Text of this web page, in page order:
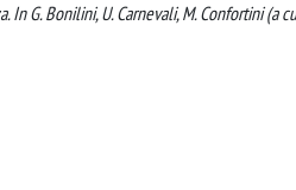
In G. Bonilini, U. Carnevali, M. Confortini